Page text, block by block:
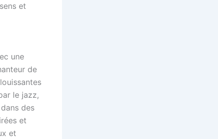
et
une
de
le jazz,
des
et
et